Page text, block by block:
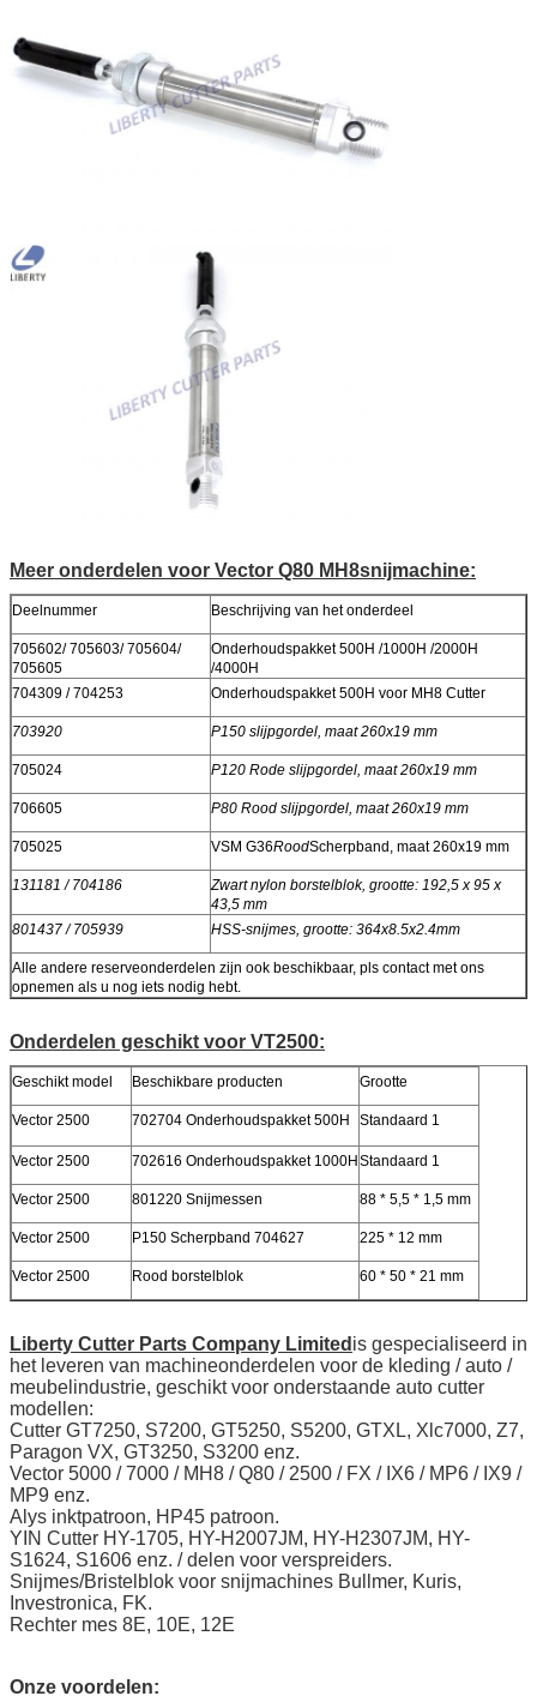
Meer onderdelen voor Vector Q80 MH8snijmachine:
Deelnummer Beschrijving van het onderdeel
705602/ 705603/ 705604/
705605
Onderhoudspakket 500H /1000H /2000H
/4000H
704309 / 704253
Onderhoudspakket 500H voor MH8 Cutter
703920 P150 slijpgordel, maat 260x19 mm
705024 P120 Rode slijpgordel, maat 260x19 mm
706605 P80 Rood slijpgordel, maat 260x19 mm
705025 VSM G36RoodScherpband, maat 260x19 mm
131181 / 704186
Zwart nylon borstelblok, grootte: 192,5 x 95 x
43,5 mm
801437 / 705939
HSS-snijmes, grootte: 364x8.5x2.4mm
Alle andere reserveonderdelen zijn ook beschikbaar, pls contact met ons
opnemen als u nog iets nodig hebt.
Onderdelen geschikt voor VT2500:
Geschikt model Beschikbare producten Grootte
Vector 2500 702704 Onderhoudspakket 500H Standaard 1
Vector 2500 702616 Onderhoudspakket 1000HStandaard 1
Vector 2500 801220 Snijmessen 88 * 5,5 * 1,5 mm
Vector 2500 P150 Scherpband 704627 225 * 12 mm
Vector 2500 Rood borstelblok 60 * 50 * 21 mm
Liberty Cutter Parts Company Limited is gespecialiseerd in
het leveren van machineonderdelen voor de kleding / auto /
meubelindustrie, geschikt voor onderstaande auto cutter
modellen:
Cutter GT7250, S7200, GT5250, S5200, GTXL, Xlc7000, Z7,
Paragon VX, GT3250, S3200 enz.
Vector 5000 / 7000 / MH8 / Q80 / 2500 / FX / IX6 / MP6 / IX9 /
MP9 enz.
Alys inktpatroon, HP45 patroon.
YIN Cutter HY-1705, HY-H2007JM, HY-H2307JM, HY-
S1624, S1606 enz. / delen voor verspreiders.
Snijmes/Bristelblok voor snijmachines Bullmer, Kuris,
Investronica, FK.
Rechter mes 8E, 10E, 12E
Onze voordelen: